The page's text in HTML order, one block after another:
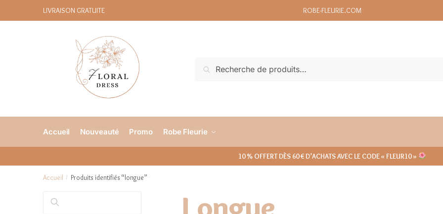
LIVRAISON GRATUITE ROBE-FLEURIE.COM
Recherche
Accueil Nouveauté Promo Robe Fleurie
10 % OFFERT DÈS 60 € D’ACHATS AVEC LE CODE « FLEUR10 »
Accueil / Produits identifiés “longue”